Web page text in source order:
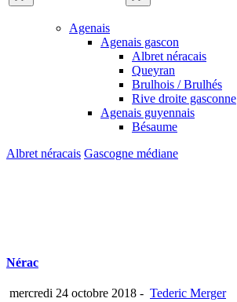
Agenais
Agenais gascon
Albret néracais
Queyran
Brulhois / Brulhés
Rive droite gasconne
Agenais guyennais
Bésaume
Albret néracais Gascogne médiane
Nérac
mercredi 24 octobre 2018 - Tederic Merger